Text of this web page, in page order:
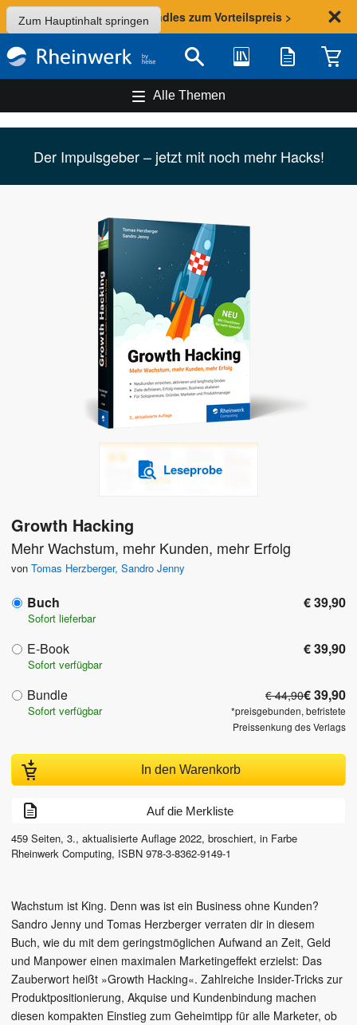
Zum Hauptinhalt springen
Sommer-Aktion: Bundles zum Vorteilspreis >
Suche Bibliothek Merkliste
Alle Themen
Der Impulsgeber – jetzt mit noch mehr Hacks!
Leseprobe
Growth Hacking
Mehr Wachstum, mehr Kunden, mehr Erfolg
von Tomas Herzberger, Sandro Jenny
Buch € 39,90
Sofort lieferbar
E-Book € 39,90
Sofort verfügbar
Bundle € 44,90€ 39,90
*preisgebunden, befristete
Preissenkung des Verlags
Sofort verfügbar
In den Warenkorb
Auf die Merkliste
459 Seiten, 3., aktualisierte Auflage 2022, broschiert, in Farbe
Rheinwerk Computing, ISBN 978-3-8362-9149-1
Wachstum ist King. Denn was ist ein Business ohne Kunden?
Sandro Jenny und Tomas Herzberger verraten dir in diesem
Buch, wie du mit dem geringstmöglichen Aufwand an Zeit, Geld
und Manpower einen maximalen Marketingeffekt erzielst: Das
Zauberwort heißt »Growth Hacking«. Zahlreiche Insider-Tricks zur
Produktpositionierung, Akquise und Kundenbindung machen
diesen kompakten Einstieg zum Geheimtipp für alle Marketer, ob